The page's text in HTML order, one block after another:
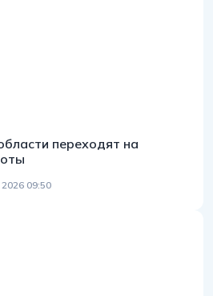
переходят на
2026 09:50